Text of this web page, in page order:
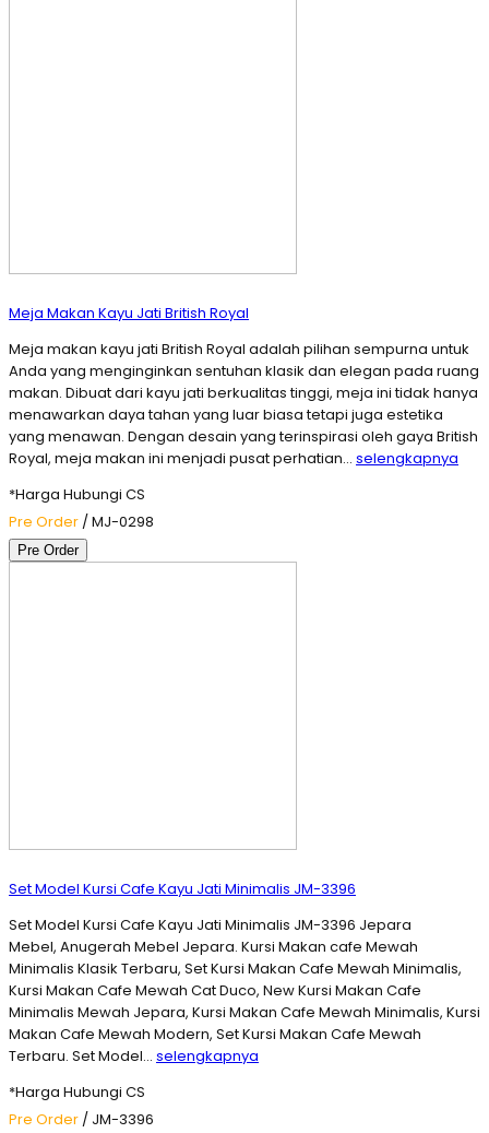
Meja Makan Kayu Jati British Royal
Meja makan kayu jati British Royal adalah pilihan sempurna untuk
Anda yang menginginkan sentuhan klasik dan elegan pada ruang
makan. Dibuat dari kayu jati berkualitas tinggi, meja ini tidak hanya
menawarkan daya tahan yang luar biasa tetapi juga estetika
yang menawan. Dengan desain yang terinspirasi oleh gaya British
Royal, meja makan ini menjadi pusat perhatian… selengkapnya
*Harga Hubungi CS
Pre Order / MJ-0298
Pre Order
Set Model Kursi Cafe Kayu Jati Minimalis JM-3396
Set Model Kursi Cafe Kayu Jati Minimalis JM-3396 Jepara
Mebel, Anugerah Mebel Jepara. Kursi Makan cafe Mewah
Minimalis Klasik Terbaru, Set Kursi Makan Cafe Mewah Minimalis,
Kursi Makan Cafe Mewah Cat Duco, New Kursi Makan Cafe
Minimalis Mewah Jepara, Kursi Makan Cafe Mewah Minimalis, Kursi
Makan Cafe Mewah Modern, Set Kursi Makan Cafe Mewah
Terbaru. Set Model… selengkapnya
*Harga Hubungi CS
Pre Order / JM-3396